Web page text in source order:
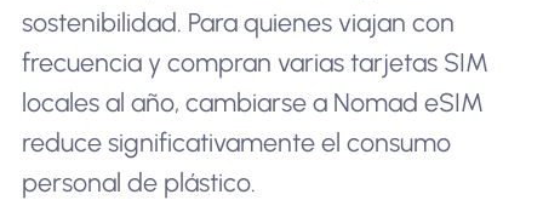
sostenibilidad. Para quienes viajan con
frecuencia y compran varias tarjetas SIM
locales al año, cambiarse a Nomad eSIM
reduce significativamente el consumo
personal de plástico.